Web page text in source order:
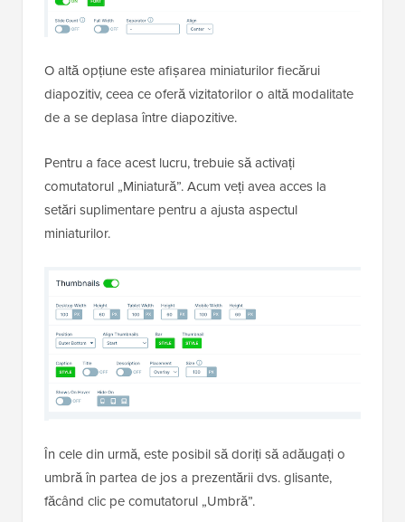
O altă opțiune este afișarea miniaturilor fiecărui
diapozitiv, ceea ce oferă vizitatorilor o altă modalitate
de a se deplasa între diapozitive.
Pentru a face acest lucru, trebuie să activați
comutatorul „Miniatură”. Acum veți avea acces la
setări suplimentare pentru a ajusta aspectul
miniaturilor.
În cele din urmă, este posibil să doriți să adăugați o
umbră în partea de jos a prezentării dvs. glisante,
făcând clic pe comutatorul „Umbră”.